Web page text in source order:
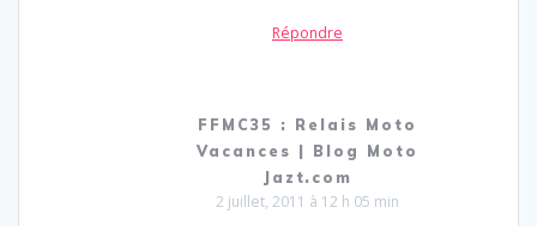
Répondre
FFMC35 : Relais Moto
Vacances | Blog Moto
Jazt.com
2 juillet, 2011 à 12 h 05 min